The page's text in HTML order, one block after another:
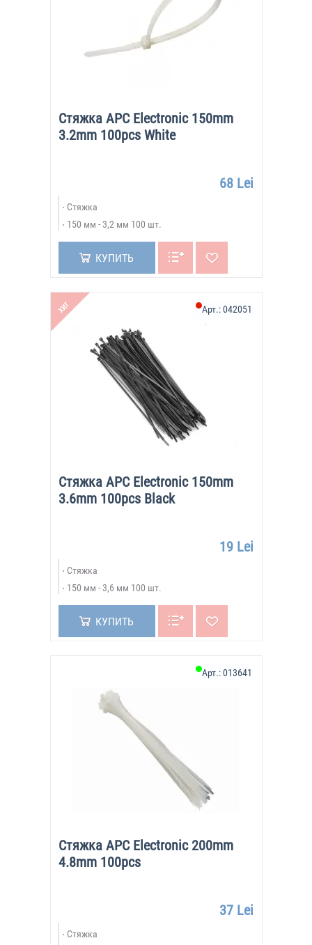
Стяжка APC Electronic 150mm
3.2mm 100pcs White
68 Lei
Стяжка
150 мм - 3,2 мм 100 шт.
КУПИТЬ
ХИТ
Стяжка APC Electronic 150mm
3.6mm 100pcs Black
Арт.:042051
19 Lei
Стяжка
150 мм - 3,6 мм 100 шт.
КУПИТЬ
Стяжка APC Electronic 200mm
4.8mm 100pcs
Арт.:013641
37 Lei
Стяжка